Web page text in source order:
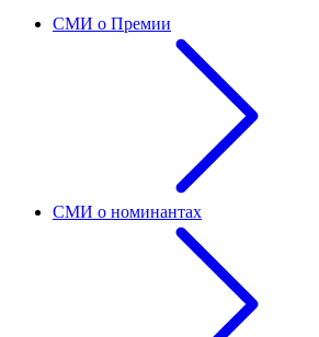
СМИ о Премии
СМИ о номинантах